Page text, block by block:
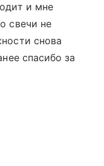
и мне
свечи не
снова
спасибо за